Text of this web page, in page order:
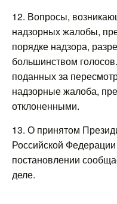
12. Вопросы,
надзорных жалобы,
порядке надзора,
большинством
поданных за
надзорные жалоба,
отклоненными.
13. О принятом
Российской
постановлении
деле.